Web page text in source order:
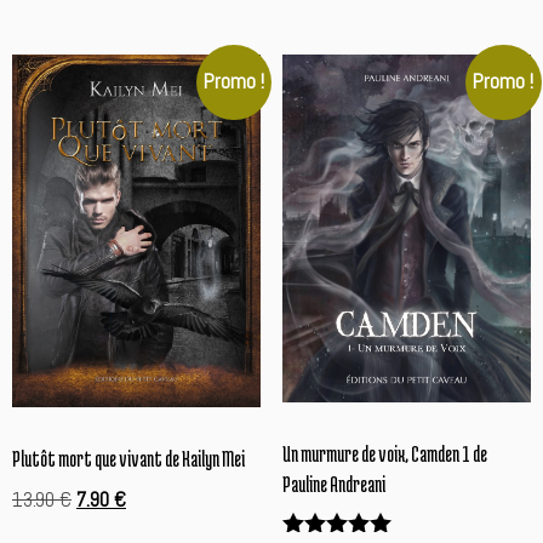
Promo !
Plutôt mort que vivant de Kailyn Mei
13.90€Le
7.90€Le
Promo !
Un murmure de voix, Camden 1 de
Pauline Andreani